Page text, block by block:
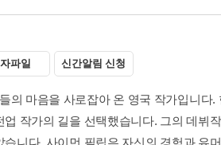
파일 신간알림 신청
의 마음을 사로잡아 온 영국 작가입니다
작가의 길을 선택했습니다. 그의 데뷔
니다. 사이먼 필립은 자신의 경험과 유